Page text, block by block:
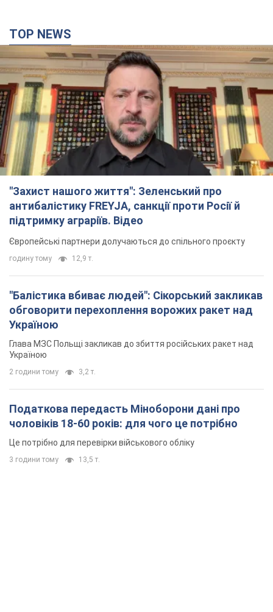
TOP NEWS
"Захист нашого життя": Зеленський про
антибалістику FREYJA, санкції проти Росії й
підтримку аграріїв. Відео
Європейські партнери долучаються до спільного проєкту
годину тому 12,9 т.
"Балістика вбиває людей": Сікорський закликав
обговорити перехоплення ворожих ракет над
Україною
Глава МЗС Польщі закликав до збиття російських ракет над
Україною
2 години тому 3,2 т.
Податкова передасть Міноборони дані про
чоловіків 18-60 років: для чого це потрібно
Це потрібно для перевірки військового обліку
3 години тому 13,5 т.